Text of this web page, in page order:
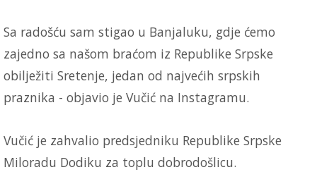
Sa radošću sam stigao u Banjaluku, gdje ćemo
zajedno sa našom braćom iz Republike Srpske
obilježiti Sretenje, jedan od najvećih srpskih
praznika - objavio je Vučić na Instagramu.
Vučić je zahvalio predsjedniku Republike Srpske
Miloradu Dodiku za toplu dobrodošlicu.